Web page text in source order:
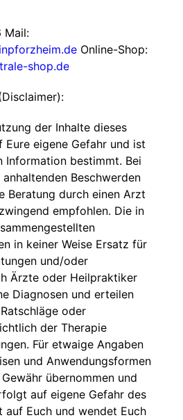
Mail:
Online-Shop:
shop.de
der Inhalte dieses
eigene Gefahr und ist
Information bestimmt. Bei
Beschwerden
Beratung durch einen Arzt
empfohlen. Die in
in keiner Weise Ersatz für
und/oder
Ärzte oder Heilpraktiker
Diagnosen und erteilen
oder
der Therapie
Für etwaige Angaben
und Anwendungsformen
übernommen und
auf eigene Gefahr des
auf Euch und wendet Euch